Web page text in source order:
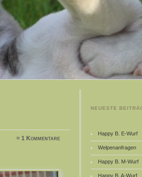
≈ 1 Kommentare
NEUESTE
Happy B. E-Wurf
Welpenanfragen
Happy B. M-Wurf
Happy B. A-Wurf